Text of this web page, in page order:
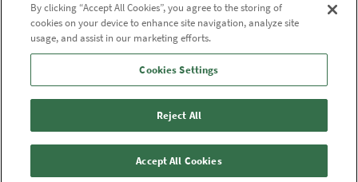
Højtoftevej 2
7700 Thisted
Tlf.97 65 00 00
By clicking “Accept All Cookies”, you agree to the storing of
cookies on your device to enhance site navigation, analyze site
usage, and assist in our marketing efforts.
Cookies Settings
Reject All
Accept All Cookies